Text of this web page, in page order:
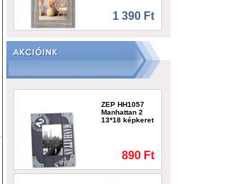
1 390 Ft
ZEP HH1057
Manhattan 2
13*18 képkeret
890 Ft